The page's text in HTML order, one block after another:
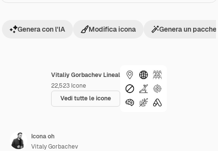
Vitaliy Gorbachev Lineal
22,523 Icone
Vedi tutte le icone
Genera con l'IA Modifica icona Genera un
Icona oh
Vitaly Gorbachev